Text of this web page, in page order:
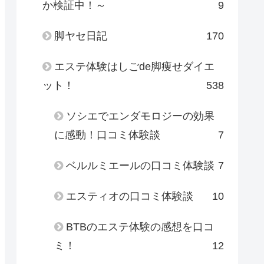
か検証中！～ 9
脚ヤセ日記 170
エステ体験はしごde脚痩せダイエ
ット！
538
ソシエでエンダモロジーの効果
に感動！口コミ体験談
7
ベルルミエールの口コミ体験談 7
エスティオの口コミ体験談 10
BTBのエステ体験の感想を口コ
ミ！
12